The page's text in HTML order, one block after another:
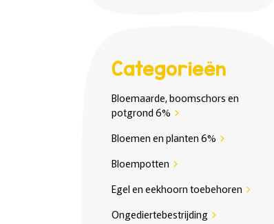
Categorieën
Bloemaarde, boomschors en
potgrond 6% chevron_right
Bloemen en planten 6% chevron_right
Bloempotten chevron_right
Egel en eekhoorn toebehoren chevron_right
Ongediertebestrijding chevron_right